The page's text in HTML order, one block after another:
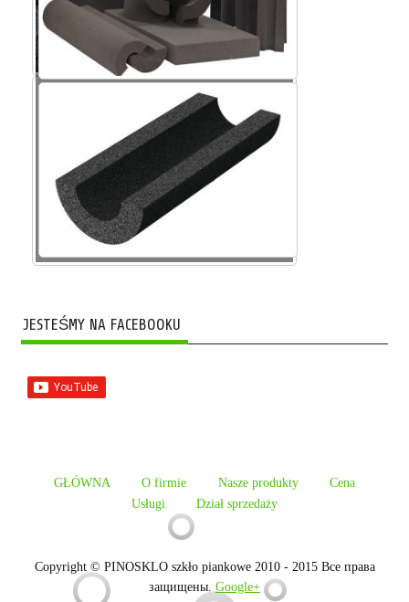
Szkło piankowe SP
JESTEŚMY NA FACEBOOKU
GŁÓWNA O firmie Nasze produkty
Cena
Usługi
Dział sprzedaży
Copyright © PINOSKLO szkło piankowe 2010 - 2015 Все права
защищены. Google+